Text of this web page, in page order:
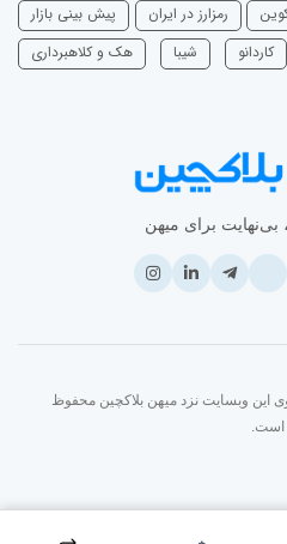
رمزارز در ایران
پیش بینی بازار
‌کاردانو شیبا هک و کلاهبرداری
برای میهن
این وبسایت نزد میهن بلاکچین محفوظ
است.